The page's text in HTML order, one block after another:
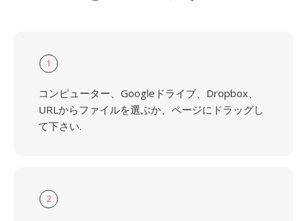
1
コンピューター、Googleドライブ、Dropbox、
URLからファイルを選ぶか、ページにドラッグし
て下さい.
2